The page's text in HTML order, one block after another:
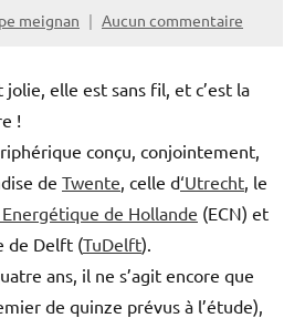
meignan Aucun commentaire
jolie, elle est sans fil, et c’est la
!
conçu, conjointement,
de Twente , celle d‘Utrecht , le
de Hollande (ECN) et
de Delft (TuDelft).
ans, il ne s’agit encore que
de quinze prévus à l’étude),